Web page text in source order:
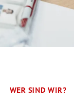
WER SIND WIR?